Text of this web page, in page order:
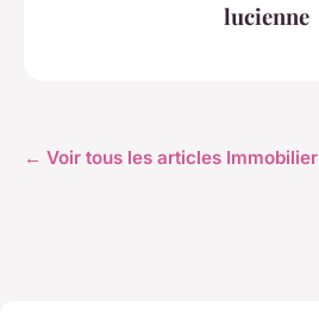
lucienne
← Voir tous les articles Immobilier